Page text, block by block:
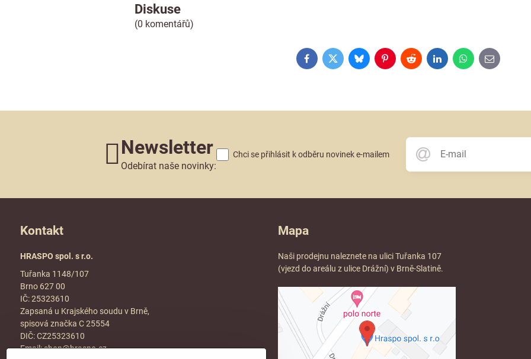
Diskuse
(0 komentářů)
FacebookTwitterBlueskyPinterestRedditLinkedInWhatsApp
E-
mail
Newsletter
Odebírat naše novinky:
Chci se přihlásit k odběru novinek e-mailem
Kontakt
HRASPO spol. s r.o.
Tuřanka 1148/107
Brno 627 00
IČ: 25323610
Zapsaná u Krajského soudu v Brně,
spisová značka C 25554
DIČ: CZ25323610
Email:shop@hraspo.cz
Mapa
Naši prodejnu naleznete na ulici Tuřanka 107
(vjezd do areálu z ulice Drážní) v Brně-Slatině.